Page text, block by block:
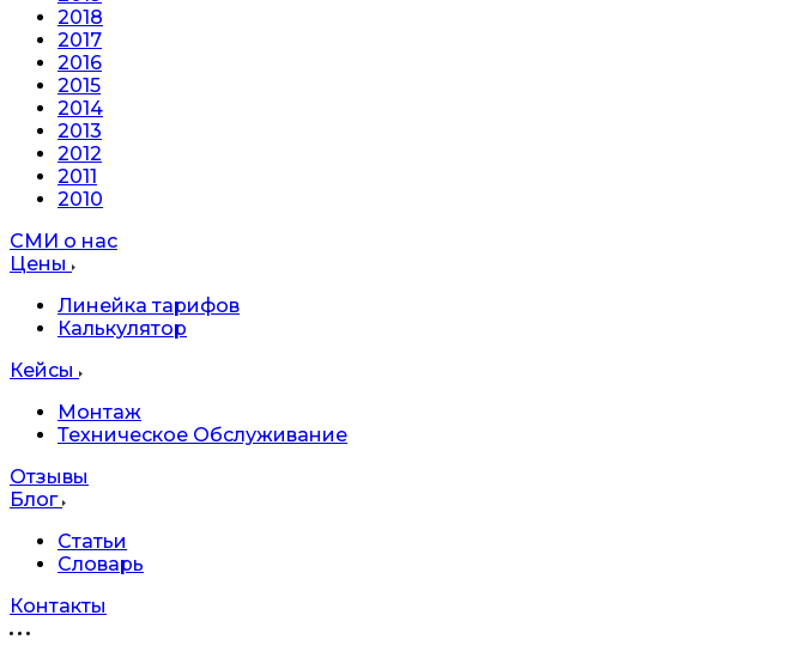
2018
2017
2016
2015
2014
2013
2012
2011
2010
СМИ о нас
Цены
Линейка тарифов
Калькулятор
Кейсы
Монтаж
Техническое Обслуживание
Отзывы
Блог
Статьи
Словарь
Контакты